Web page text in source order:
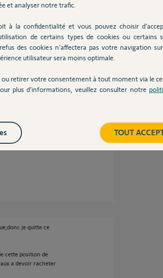
le seul , ils sont en
marchais
sur l'installation
je quitte ce
cette position de
a devoir racheter
et analyser notre trafic.
à la confidentialité et vous pouvez choisir
de certains types de cookies ou certains
des cookies n’affectera pas votre navigation
utilisateur sera moins optimale.
ou retirer votre consentement à tout moment via le
plus d’informations, veuillez consulter notre
TOUT